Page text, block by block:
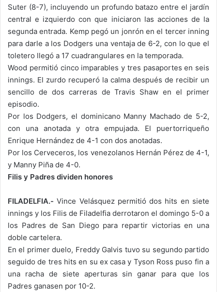
Suter (8-7), incluyendo un profundo batazo entre el jardín
central e izquierdo con que iniciaron las acciones de la
segunda entrada. Kemp pegó un jonrón en el tercer inning
para darle a los Dodgers una ventaja de 6-2, con lo que el
toletero llegó a 17 cuadrangulares en la temporada.
Wood permitió cinco imparables y tres pasaportes en seis
innings. El zurdo recuperó la calma después de recibir un
sencillo de dos carreras de Travis Shaw en el primer
episodio.
Por los Dodgers, el dominicano Manny Machado de 5-2,
con una anotada y otra empujada. El puertorriqueño
Enrique Hernández de 4-1 con dos anotadas.
Por los Cerveceros, los venezolanos Hernán Pérez de 4-1,
y Manny Piña de 4-0.
Filis y Padres dividen honores
FILADELFIA.-Vince Velásquez permitió dos hits en siete
innings y los Filis de Filadelfia derrotaron el domingo 5-0 a
los Padres de San Diego para repartir victorias en una
doble cartelera.
En el primer duelo, Freddy Galvis tuvo su segundo partido
seguido de tres hits en su ex casa y Tyson Ross puso fin a
una racha de siete aperturas sin ganar para que los
Padres ganasen por 10-2.